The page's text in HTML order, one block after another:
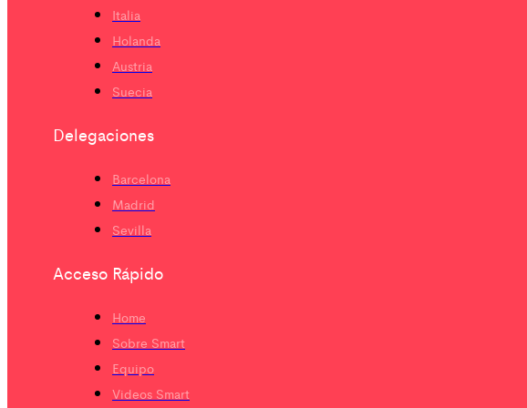
Italia
Holanda
Austria
Suecia
Delegaciones
Barcelona
Madrid
Sevilla
Acceso Rápido
Home
Sobre Smart
Equipo
Videos Smart